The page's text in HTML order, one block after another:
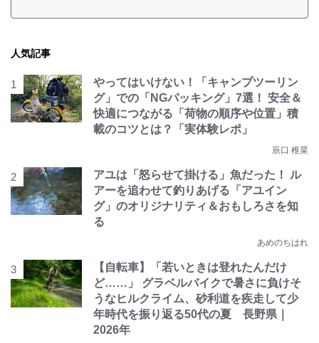
人気記事
やってはいけない！「キャンプツーリン
グ」での「NGパッキング」7選！ 安全＆
快適につながる「荷物の順序や位置」積
載のコツとは？「実体験レポ」
辰口 稚菜
アユは「怒らせて掛ける」魚だった！ ル
アーを追わせて釣りあげる「アユイン
グ」のオリジナリティ＆おもしろさを知
る
あめのちはれ
【自転車】「若いときは登れたんだけ
ど……」 グラベルバイクで暑さに負けそ
うなヒルクライム、砂利道を疾走して少
年時代を振り返る50代の夏 長野県｜
2026年